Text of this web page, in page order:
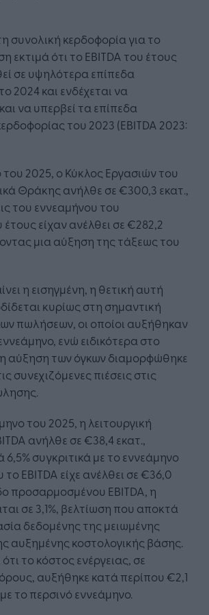
συνολική κερδοφορία για το
εκτιμά ότι το EBITDA του έτους
σε υψηλότερα επίπεδα
2024 και ενδέχεται να
να υπερβεί τα επίπεδα
του 2023 (EBITDA 2023:
2025, ο Κύκλος Εργασιών του
Θράκης ανήλθε σε €300,3 εκατ.,
του εννεαμήνου του
είχαν ανέλθει σε €282,2
μια αύξηση της τάξεως του
η εισηγμένη, η θετική αυτή
κυρίως στη σημαντική
πωλήσεων, οι οποίοι αυξήθηκαν
ενώ ειδικότερα στο
η αύξηση των όγκων διαμορφώθηκε
συνεχιζόμενες πιέσεις στις
του 2025, η λειτουργική
ανήλθε σε €38,4 εκατ.,
συγκριτικά με το εννεάμηνο
EBITDA είχε ανέλθει σε €36,0
προσαρμοσμένου EBITDA, η
σε 3,1%, βελτίωση που αποκτά
δεδομένης της μειωμένης
αυξημένης κοστολογικής βάσης.
το κόστος ενέργειας, σε
αυξήθηκε κατά περίπου €2,1
το περσινό εννεάμηνο.